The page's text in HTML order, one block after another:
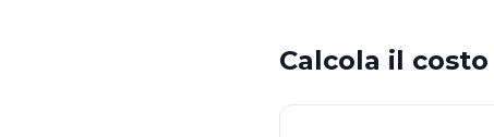
Calcola il